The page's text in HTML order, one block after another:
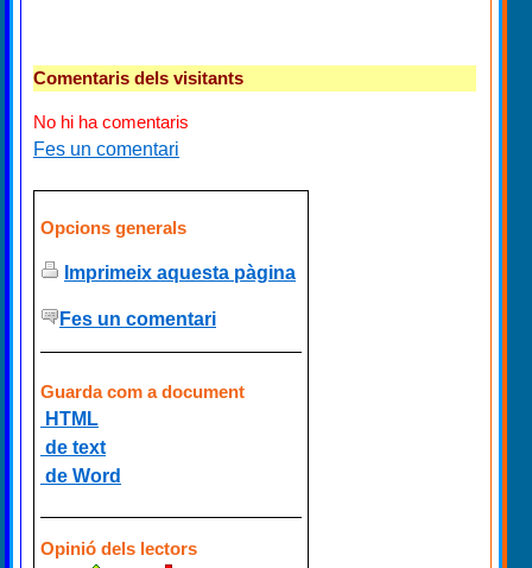
Comentaris dels visitants
No hi ha comentaris
Fes un comentari
Opcions generals
Imprimeix aquesta pàgina
Fes un comentari
Guarda com a document
HTML
de text
de Word
Opinió dels lectors